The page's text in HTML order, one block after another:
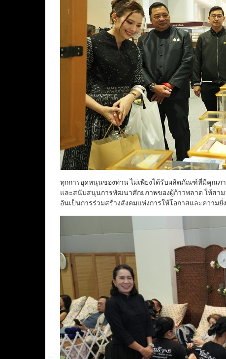
ทุกการอุดหนุนของท่าน ไม่เพียงได้รับผลิตภัณฑ์ที่มีคุณภา
และสนับสนุนการพัฒนาศักยภาพของผู้ก้าวพลาด ให้สา
อันเป็นการร่วมสร้างสังคมแห่งการให้โอกาสและความยั่